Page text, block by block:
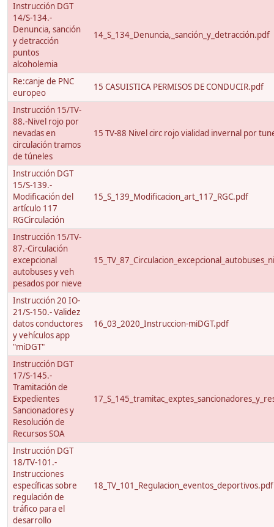
Instrucción DGT
14/S-134.-
Denuncia, sanción
y detracción
puntos
alcoholemia
14_S_134_Denuncia,_sanción_y_detracción.pdf
Re:canje de PNC
europeo
15 CASUISTICA PERMISOS DE CONDUCIR.pdf
Instrucción 15/TV-
88.-Nivel rojo por
nevadas en
circulación tramos
de túneles
15 TV-88 Nivel circ rojo vialidad invernal por
Instrucción DGT
15/S-139.-
Modificación del
artículo 117
RGCirculación
15_S_139_Modificacion_art_117_RGC.pdf
Instrucción 15/TV-
87.-Circulación
excepcional
autobuses y veh
pesados por nieve
Instrucción 20 IO-
21/S-150.- Validez
datos conductores
y vehículos app
"miDGT"
16_03_2020_Instruccion-miDGT.pdf
Instrucción DGT
17/S-145.-
Tramitación de
Expedientes
Sancionadores y
Resolución de
Recursos SOA
Instrucción DGT
18/TV-101.-
Instrucciones
específicas sobre
regulación de
tráfico para el
desarrollo
18_TV_101_Regulacion_eventos_deportivos.pdf